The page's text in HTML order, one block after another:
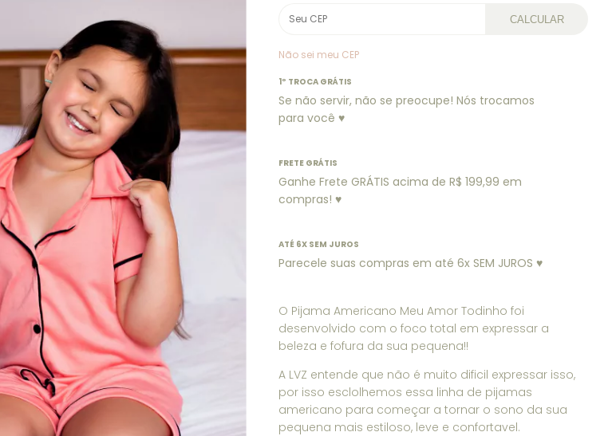
CALCULAR
Não sei meu CEP
1º TROCA GRÁTIS
Se não servir, não se preocupe! Nós trocamos
para você ♥
FRETE GRÁTIS
Ganhe Frete GRÁTIS acima de R$ 199,99 em
compras! ♥
ATÉ 6X SEM JUROS
Parecele suas compras em até 6x SEM JUROS ♥
O Pijama Americano Meu Amor Todinho foi
desenvolvido com o foco total em expressar a
beleza e fofura da sua pequena!!
A LVZ entende que não é muito dificil expressar isso,
por isso esclolhemos essa linha de pijamas
americano para começar a tornar o sono da sua
pequena mais estiloso, leve e confortavel.